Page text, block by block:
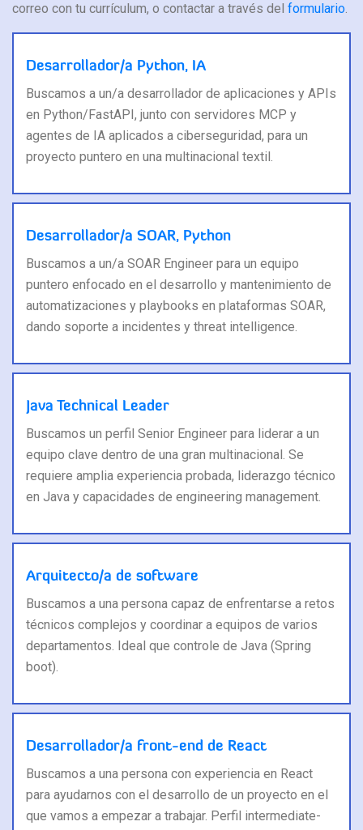
correo con tu currículum, o contactar a través del formulario.
Desarrollador/a Python, IA
Buscamos a un/a desarrollador de aplicaciones y APIs
en Python/FastAPI, junto con servidores MCP y
agentes de IA aplicados a ciberseguridad, para un
proyecto puntero en una multinacional textil.
Desarrollador/a SOAR, Python
Buscamos a un/a SOAR Engineer para un equipo
puntero enfocado en el desarrollo y mantenimiento de
automatizaciones y playbooks en plataformas SOAR,
dando soporte a incidentes y threat intelligence.
Java Technical Leader
Buscamos un perfil Senior Engineer para liderar a un
equipo clave dentro de una gran multinacional. Se
requiere amplia experiencia probada, liderazgo técnico
en Java y capacidades de engineering management.
Arquitecto/a de software
Buscamos a una persona capaz de enfrentarse a retos
técnicos complejos y coordinar a equipos de varios
departamentos. Ideal que controle de Java (Spring
boot).
Desarrollador/a front-end de React
Buscamos a una persona con experiencia en React
para ayudarnos con el desarrollo de un proyecto en el
que vamos a empezar a trabajar. Perfil intermediate-